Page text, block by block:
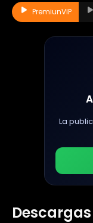
PremiunVIP
La
Descargas